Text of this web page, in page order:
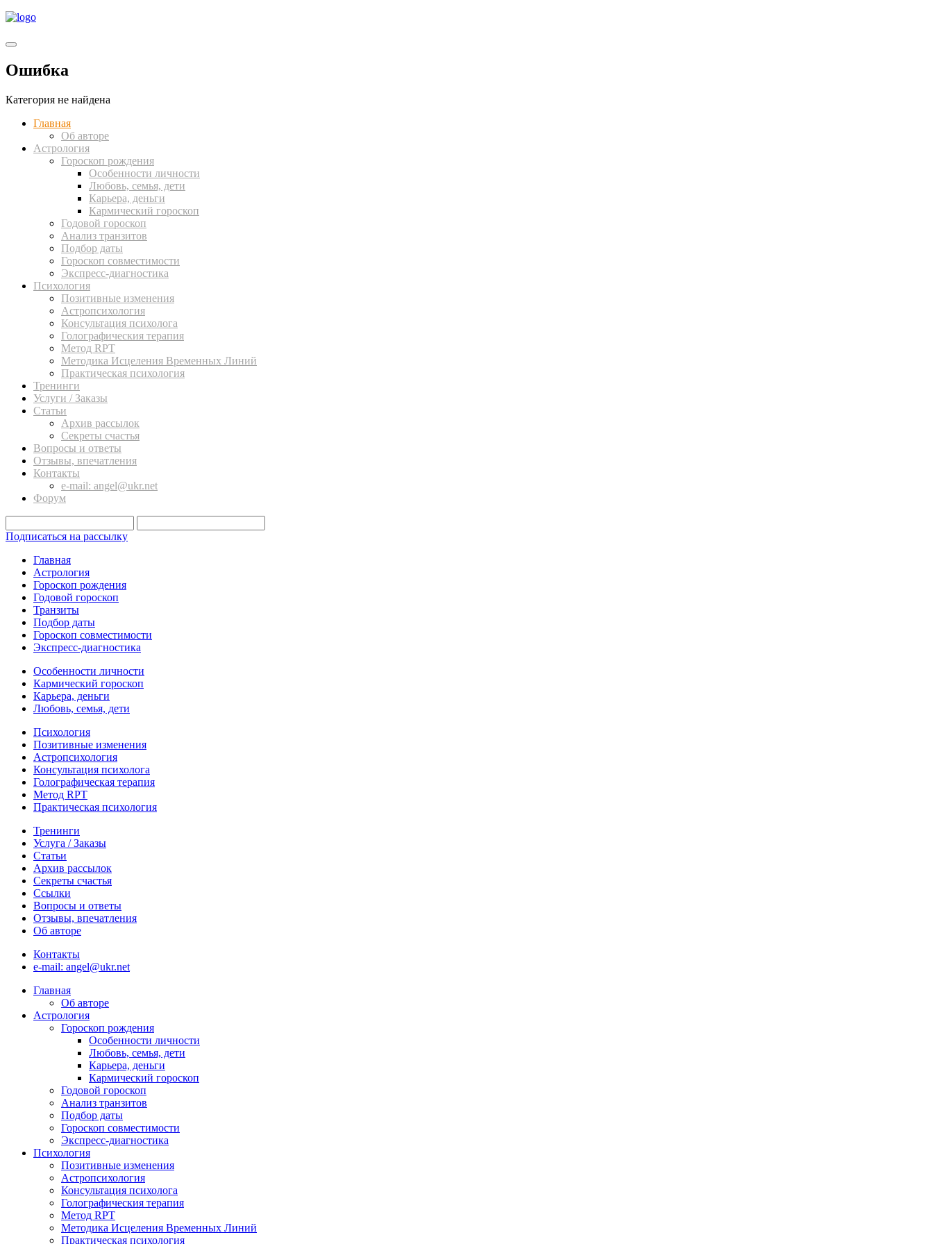
Ошибка
Категория не найдена
Главная
Об авторе
Астрология
Гороскоп рождения
Особенности личности
Любовь, семья, дети
Карьера, деньги
Кармический гороскоп
Годовой гороскоп
Анализ транзитов
Подбор даты
Гороскоп совместимости
Экспресс-диагностика
Психология
Позитивные изменения
Астропсихология
Консультация психолога
Голографическия терапия
Метод RPT
Методика Исцеления Временных Линий
Практическая психология
Тренинги
Услуги / Заказы
Статьи
Архив рассылок
Секреты счастья
Вопросы и ответы
Отзывы, впечатления
Контакты
e-mail: angel@ukr.net
Форум
Подписаться на рассылку
Главная
Астрология
Гороскоп рождения
Годовой гороскоп
Транзиты
Подбор даты
Гороскоп совместимости
Экспресс-диагностика
Особенности личности
Кармический гороскоп
Карьера, деньги
Любовь, семья, дети
Психология
Позитивные изменения
Астропсихология
Консультация психолога
Голографическая терапия
Метод RPT
Практическая психология
Тренинги
Услуга / Заказы
Статьи
Архив рассылок
Секреты счастья
Ссылки
Вопросы и ответы
Отзывы, впечатления
Об авторе
Контакты
e-mail: angel@ukr.net
Главная
Об авторе
Астрология
Гороскоп рождения
Особенности личности
Любовь, семья, дети
Карьера, деньги
Кармический гороскоп
Годовой гороскоп
Анализ транзитов
Подбор даты
Гороскоп совместимости
Экспресс-диагностика
Психология
Позитивные изменения
Астропсихология
Консультация психолога
Голографическия терапия
Метод RPT
Методика Исцеления Временных Линий
Практическая психология